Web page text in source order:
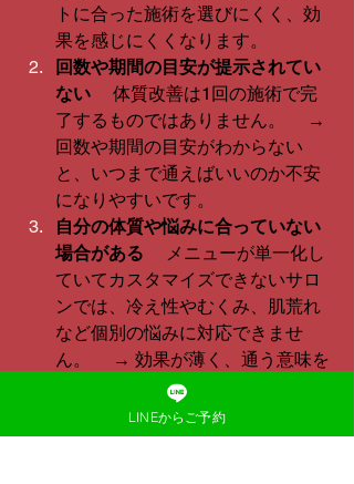
トに合った施術を選びにくく、効
果を感じにくくなります。
回数や期間の目安が提示されてい
ない 体質改善は1回の施術で完
了するものではありません。 　→
回数や期間の目安がわからない
と、いつまで通えばいいのか不安
になりやすいです。
自分の体質や悩みに合っていない
場合がある メニューが単一化し
ていてカスタマイズできないサロ
ンでは、冷え性やむくみ、肌荒れ
など個別の悩みに対応できませ
ん。 　→ 効果が薄く、通う意味を
感じにくくなります。
施術内容や使用する機器・素材を
LINEからご予約